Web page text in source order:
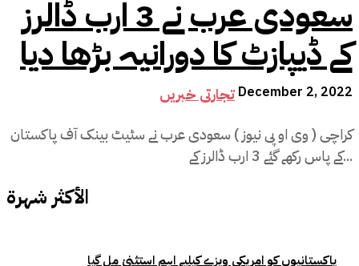
سعودی عرب نے 3 ارب ڈالرز
کے ڈیپازٹ کا دورانیہ بڑھا دیا
تجارتی خبریں December 2, 2022
کراچی ( وی او پی نیوز ) سعودی عرب نے سٹیٹ بینک آف پاکستان
کے پاس رکھے گئے 3 ارب ڈالرز کے...
الأكثر شهرة
پاکستانیوں کو امریکی ویزے کیلیے اہم استثنیٰ مل گیا